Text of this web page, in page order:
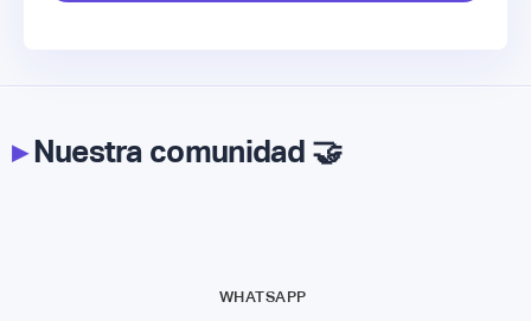
▸Nuestra comunidad 🤝
WHATSAPP